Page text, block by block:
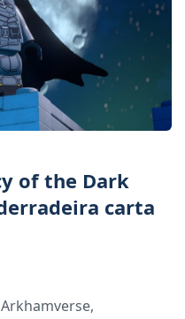
of the Dark
carta